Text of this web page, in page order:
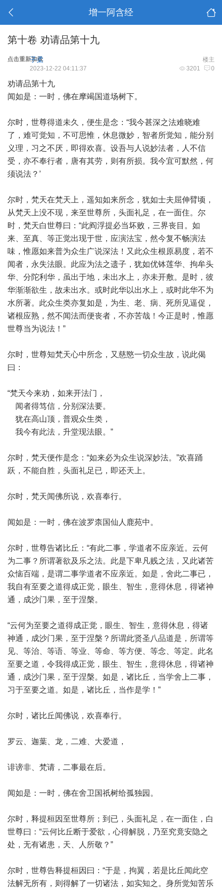
增一阿含经
第十卷 劝请品第十九
点击重新加载 楼主
子柔
3201 0
2023-12-22 04:11:37
劝请品第十九
闻如是：一时，佛在摩竭国道场树下。
尔时，世尊得道未久，便生是念：“我今甚深之法难晓难
了，难可觉知，不可思惟，休息微妙，智者所觉知，能分别
义理，习之不厌，即得欢喜。设吾与人说妙法者，人不信
受，亦不奉行者，唐有其劳，则有所损。我今宜可默然，何
须说法？’
尔时，梵天在梵天上，遥知如来所念，犹如士夫屈伸臂顷，
从梵天上没不现，来至世尊所，头面礼足，在一面住。尔
时，梵天白世尊曰：“此阎浮提必当坏败，三界丧目。如
来、至真、等正觉出现于世，应演法宝，然今复不畅演法
味，惟愿如来普为众生广说深法！又此众生根原易度，若不
闻者，永失法眼。此应为法之遗子，犹如优钵莲华、拘牟头
华、分陀利华，虽出于地，未出水上，亦未开敷。是时，彼
华渐渐欲生，故未出水。或时此华以出水上，或时此华不为
水所著。此众生类亦复如是，为生、老、病、死所见逼促，
诸根应熟，然不闻法而便丧者，不亦苦哉！今正是时，惟愿
世尊当为说法！”
尔时，世尊知梵天心中所念，又慈愍一切众生故，说此偈
曰：
“梵天今来劝，如来开法门，
闻者得笃信，分别深法要。
犹在高山顶，普观众生类，
我今有此法，升堂现法眼。”
尔时，梵天便作是念：“如来必为众生说深妙法。”欢喜踊
跃，不能自胜，头面礼足已，即还天上。
尔时，梵天闻佛所说，欢喜奉行。
闻如是：一时，佛在波罗柰国仙人鹿苑中。
尔时，世尊告诸比丘：“有此二事，学道者不应亲近。云何
为二事？所谓著欲及乐之法。此是下卑凡贱之法，又此诸苦
众恼百端，是谓二事学道者不应亲近。如是，舍此二事已，
我自有至要之道得成正觉，眼生、智生，意得休息，得诸神
通，成沙门果，至于涅槃。
“云何为至要之道得成正觉，眼生、智生，意得休息，得诸
神通，成沙门果，至于涅槃？所谓此贤圣八品道是，所谓等
见、等治、等语、等业、等命、等方便、等念、等定。此名
至要之道，令我得成正觉，眼生、智生，意得休息，得诸神
通，成沙门果，至于涅槃。如是，诸比丘，当学舍上二事，
习于至要之道。如是，诸比丘，当作是学！”
尔时，诸比丘闻佛说，欢喜奉行。
罗云、迦葉、龙，二难、大爱道，
诽谤非、梵请，二事最在后。
闻如是：一时，佛在舍卫国祇树给孤独园。
尔时，释提桓因至世尊所；到已，头面礼足，在一面住，白
世尊曰：“云何比丘断于爱欲，心得解脱，乃至究竟安隐之
处，无有诸患，天、人所敬？”
尔时，世尊告释提桓因曰：“于是，拘翼，若是比丘闻此空
法解无所有，则得解了一切诸法，如实知之。身所觉知苦乐